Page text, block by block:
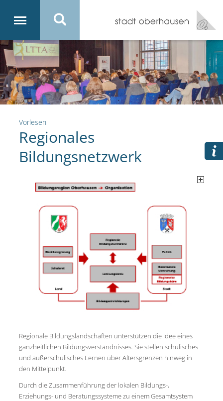
Vorlesen
Regionales
Bildungsnetzwerk
Regionale Bildungslandschaften unterstützen die Idee eines
ganzheitlichen Bildungsverständnisses. Sie stellen schulisches
und außerschulisches Lernen über Altersgrenzen hinweg in
den Mittelpunkt.
Durch die Zusammenführung der lokalen Bildungs-,
Erziehungs- und Beratungssysteme zu einem Gesamtsystem